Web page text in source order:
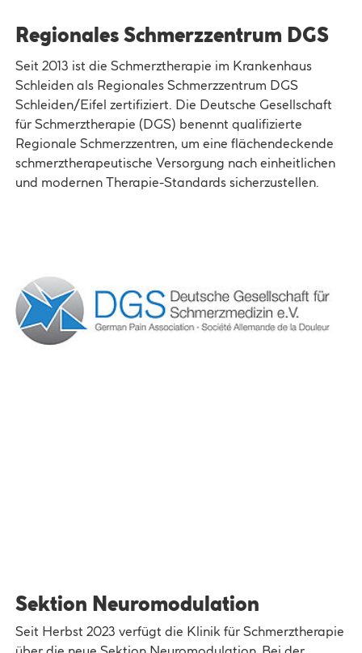
Regionales Schmerzzentrum DGS
Seit 2013 ist die Schmerztherapie im Krankenhaus
Schleiden als Regionales Schmerzzentrum DGS
Schleiden/Eifel zertifiziert. Die Deutsche Gesellschaft
für Schmerztherapie (DGS) benennt qualifizierte
Regionale Schmerzzentren, um eine flächendeckende
schmerztherapeutische Versorgung nach einheitlichen
und modernen Therapie-Standards sicherzustellen.
Sektion Neuromodulation
Seit Herbst 2023 verfügt die Klinik für Schmerztherapie